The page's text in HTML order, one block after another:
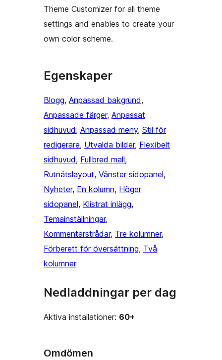
Theme Customizer for all theme
settings and enables to create your
own color scheme.
Egenskaper
Blogg, Anpassad bakgrund
Anpassade färger, Anpassat
sidhuvud, Anpassad meny, Stil för
redigerare, Utvalda bilder, Flexibelt
sidhuvud, Fullbred mall
Rutnätslayout, Vänster sidopanel
Nyheter, En kolumn, Höger
sidopanel, Klistrat inlägg
Temainställningar
Kommentarstrådar, Tre kolumner
Förberett för översättning, Två
kolumner
Nedladdningar per dag
Aktiva installationer: 60+
Omdömen